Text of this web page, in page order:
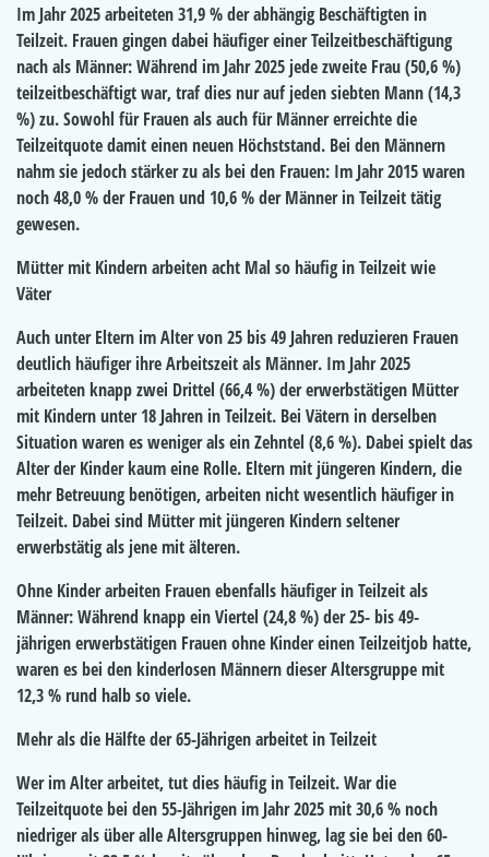
Im Jahr 2025 arbeiteten 31,9 % der abhängig Beschäftigten in
Teilzeit. Frauen gingen dabei häufiger einer Teilzeitbeschäftigung
nach als Männer: Während im Jahr 2025 jede zweite Frau (50,6 %)
teilzeitbeschäftigt war, traf dies nur auf jeden siebten Mann (14,3
%) zu. Sowohl für Frauen als auch für Männer erreichte die
Teilzeitquote damit einen neuen Höchststand. Bei den Männern
nahm sie jedoch stärker zu als bei den Frauen: Im Jahr 2015 waren
noch 48,0 % der Frauen und 10,6 % der Männer in Teilzeit tätig
gewesen.
Mütter mit Kindern arbeiten acht Mal so häufig in Teilzeit wie
Väter
Auch unter Eltern im Alter von 25 bis 49 Jahren reduzieren Frauen
deutlich häufiger ihre Arbeitszeit als Männer. Im Jahr 2025
arbeiteten knapp zwei Drittel (66,4 %) der erwerbstätigen Mütter
mit Kindern unter 18 Jahren in Teilzeit. Bei Vätern in derselben
Situation waren es weniger als ein Zehntel (8,6 %). Dabei spielt das
Alter der Kinder kaum eine Rolle. Eltern mit jüngeren Kindern, die
mehr Betreuung benötigen, arbeiten nicht wesentlich häufiger in
Teilzeit. Dabei sind Mütter mit jüngeren Kindern seltener
erwerbstätig als jene mit älteren.
Ohne Kinder arbeiten Frauen ebenfalls häufiger in Teilzeit als
Männer: Während knapp ein Viertel (24,8 %) der 25- bis 49-
jährigen erwerbstätigen Frauen ohne Kinder einen Teilzeitjob hatte,
waren es bei den kinderlosen Männern dieser Altersgruppe mit
12,3 % rund halb so viele.
Mehr als die Hälfte der 65-Jährigen arbeitet in Teilzeit
Wer im Alter arbeitet, tut dies häufig in Teilzeit. War die
Teilzeitquote bei den 55-Jährigen im Jahr 2025 mit 30,6 % noch
niedriger als über alle Altersgruppen hinweg, lag sie bei den 60-